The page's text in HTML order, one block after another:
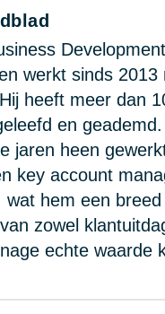
werkt sinds 2013
heeft meer dan
en
jaren heen
key account
wat hem een
zowel
echte waarde